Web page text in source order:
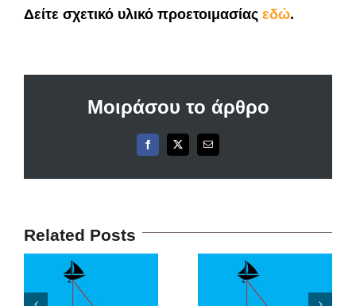
Δείτε σχετικό υλικό προετοιμασίας εδώ.
Μοιράσου το άρθρο
Facebook
X Email
Related Posts